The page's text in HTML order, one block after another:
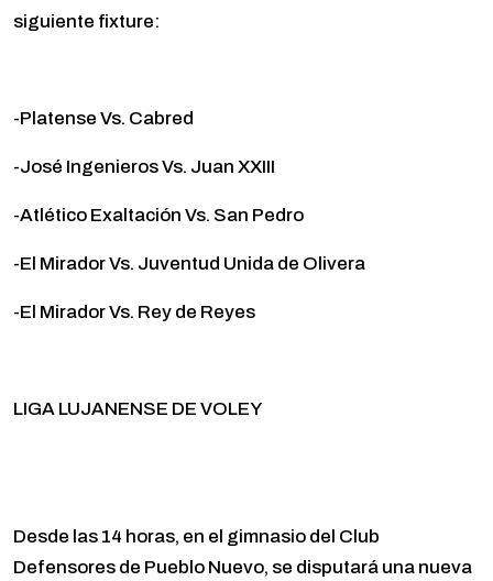
siguiente fixture:
-Platense Vs. Cabred
-José Ingenieros Vs. Juan XXIII
-Atlético Exaltación Vs. San Pedro
-El Mirador Vs. Juventud Unida de Olivera
-El Mirador Vs. Rey de Reyes
LIGA LUJANENSE DE VOLEY
Desde las 14 horas, en el gimnasio del Club
Defensores de Pueblo Nuevo, se disputará una nueva